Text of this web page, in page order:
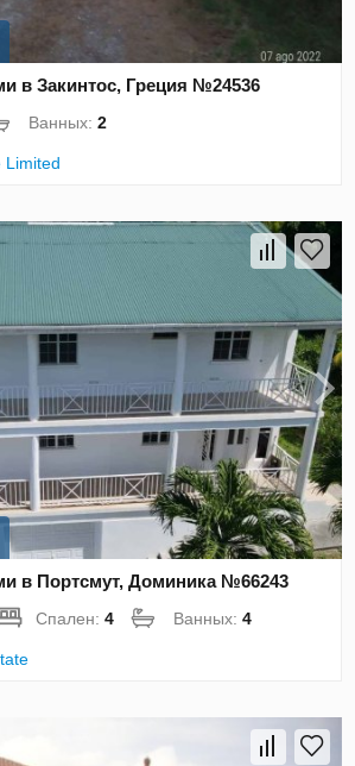
в Закинтос, Греция №24536
Ванных:2
Limited
в Портсмут, Доминика №66243
Спален:4 Ванных:4